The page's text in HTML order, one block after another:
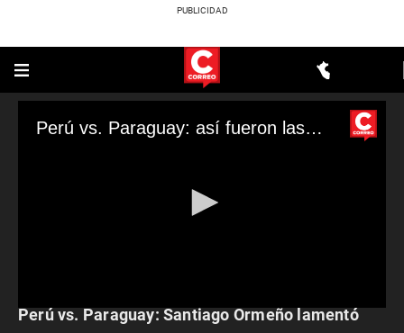
Perú vs. Paraguay: así fueron las disculpas de Santiago Ormeño tras fallar su penal
0
Perú vs. Paraguay: Santiago Ormeño lamentó